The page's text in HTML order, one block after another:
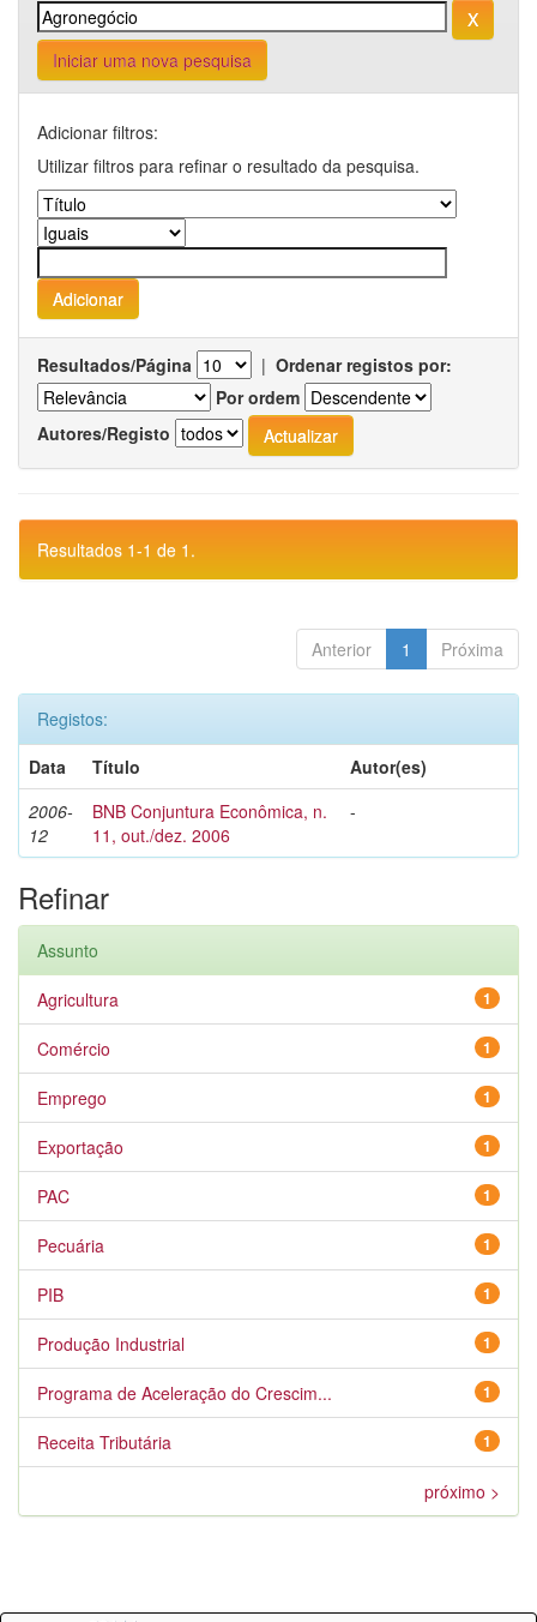
Iniciar uma nova pesquisa
Adicionar filtros:
Utilizar filtros para refinar o resultado da pesquisa.
Resultados/Página | Ordenar registos por:
Por ordem
Autores/Registo
Resultados 1-1 de 1.
Anterior 1 Próxima
Registos:
Data
Título
Autor(es)
2006-
12
BNB Conjuntura Econômica, n.
11, out./dez. 2006
-
Refinar
Assunto
1
Agricultura
1
Comércio
1
Emprego
1
Exportação
1
PAC
1
Pecuária
1
PIB
1
Produção Industrial
1
Programa de Aceleração do Crescim...
1
Receita Tributária
próximo >